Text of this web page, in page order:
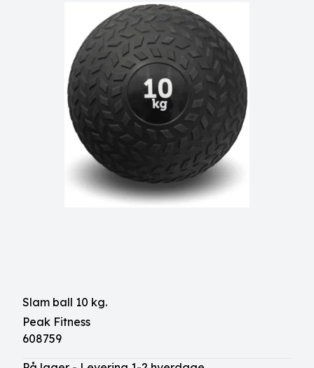
Slam ball 10 kg.
Peak Fitness
608759